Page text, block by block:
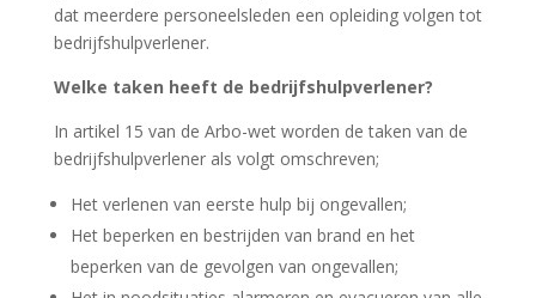
dat meerdere personeelsleden een opleiding volgen tot
bedrijfshulpverlener.
Welke taken heeft de bedrijfshulpverlener?
In artikel 15 van de Arbo-wet worden de taken van de
bedrijfshulpverlener als volgt omschreven;
Het verlenen van eerste hulp bij ongevallen;
Het beperken en bestrijden van brand en het
beperken van de gevolgen van ongevallen;